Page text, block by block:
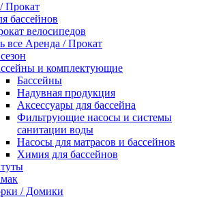
Прокат
бассейнов
велосипедов
все Аренда / Прокат
и комплектующие
Бассейны
Надувная продукция
Аксессуары для бассейна
Фильтрующие насосы и системы
санитации воды
Насосы для матрасов и бассейнов
Химия для бассейнов
/ Домики